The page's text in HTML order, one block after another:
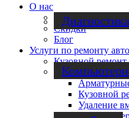
О нас
Cотрудничество
Скидки
Блог
Услуги по ремонту авто
Кузовной ремонт
Локальный
Кузовной
Удаление
Ремонт